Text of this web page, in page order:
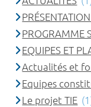
PROGRAMME
EQUIPES ET
Actualités et
Equipes
Le projet TIE